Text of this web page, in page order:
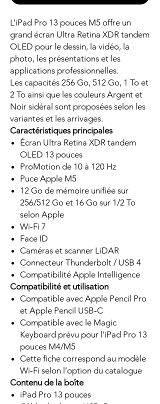
L’iPad Pro 13 pouces M5 offre un
grand écran Ultra Retina XDR tandem
OLED pour le dessin, la vidéo, la
photo, les présentations et les
applications professionnelles.
Les capacités 256 Go, 512 Go, 1 To et
2 To ainsi que les couleurs Argent et
Noir sidéral sont proposées selon les
variantes et les arrivages.
Caractéristiques principales
Écran Ultra Retina XDR tandem
OLED 13 pouces
ProMotion de 10 à 120 Hz
Puce Apple M5
12 Go de mémoire unifiée sur
256/512 Go et 16 Go sur 1/2 To
selon Apple
Wi‑Fi 7
Face ID
Caméras et scanner LiDAR
Connecteur Thunderbolt / USB 4
Compatibilité Apple Intelligence
Compatibilité et utilisation
Compatible avec Apple Pencil Pro
et Apple Pencil USB‑C
Compatible avec le Magic
Keyboard prévu pour l’iPad Pro 13
pouces M4/M5
Cette fiche correspond au modèle
Wi‑Fi selon l’option du catalogue
Contenu de la boîte
iPad Pro 13 pouces